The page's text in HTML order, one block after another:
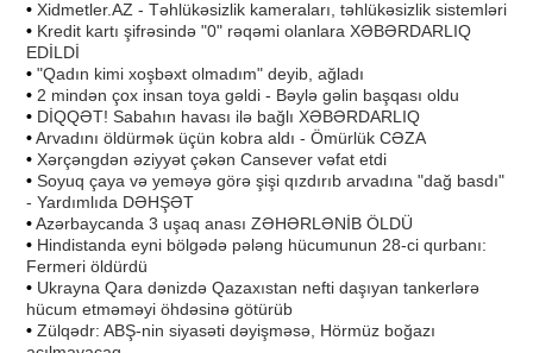
• Xidmetler.AZ - Təhlükəsizlik kameraları, təhlükəsizlik sistemləri
• Kredit kartı şifrəsində "0" rəqəmi olanlara XƏBƏRDARLIQ
EDİLDİ
• "Qadın kimi xoşbəxt olmadım" deyib, ağladı
• 2 mindən çox insan toya gəldi - Bəylə gəlin başqası oldu
• DİQQƏT! Sabahın havası ilə bağlı XƏBƏRDARLIQ
•Arvadını öldürmək üçün kobra aldı - Ömürlük CƏZA
• Xərçəngdən əziyyət çəkən Cansever vəfat etdi
• Soyuq çaya və yeməyə görə şişi qızdırıb arvadına "dağ basdı"
- Yardımlıda DƏHŞƏT
•Azərbaycanda 3 uşaq anası ZƏHƏRLƏNİB ÖLDÜ
• Hindistanda eyni bölgədə pələng hücumunun 28-ci qurbanı:
Fermeri öldürdü
• Ukrayna Qara dənizdə Qazaxıstan nefti daşıyan tankerlərə
hücum etməməyi öhdəsinə götürüb
• Zülqədr: ABŞ-nin siyasəti dəyişməsə, Hörmüz boğazı